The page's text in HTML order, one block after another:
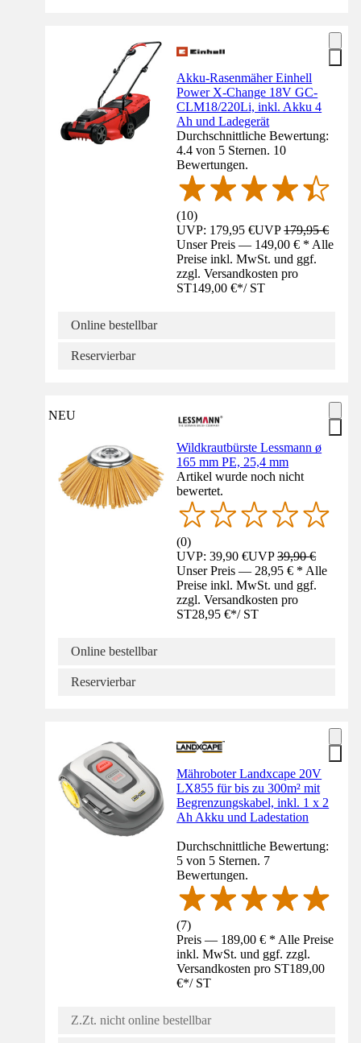
Akku-Rasenmäher Einhell
Power X-Change 18V GC-
CLM18/220Li, inkl. Akku 4
Ah und Ladegerät
Durchschnittliche Bewertung:
4.4 von 5 Sternen. 10
Bewertungen.
(10)
UVP: 179,95 €UVP179,95 €
Unser Preis — 149,00 € * Alle
Preise inkl. MwSt. und ggf.
zzgl. Versandkosten pro
ST149,00 €*/ ST
Online bestellbar
Reservierbar
NEU
Wildkrautbürste Lessmann ø
165 mm PE, 25,4 mm
Artikel wurde noch nicht
bewertet.
(0)
UVP: 39,90 €UVP39,90 €
Unser Preis — 28,95 € * Alle
Preise inkl. MwSt. und ggf.
zzgl. Versandkosten pro
ST28,95 €*/ ST
Online bestellbar
Reservierbar
Mähroboter Landxcape 20V
LX855 für bis zu 300m² mit
Begrenzungskabel, inkl. 1 x 2
Ah Akku und Ladestation
Durchschnittliche Bewertung:
5 von 5 Sternen. 7
Bewertungen.
(7)
Preis — 189,00 € * Alle Preise
inkl. MwSt. und ggf. zzgl.
Versandkosten pro ST189,00
€*/ ST
Z.Zt. nicht online bestellbar